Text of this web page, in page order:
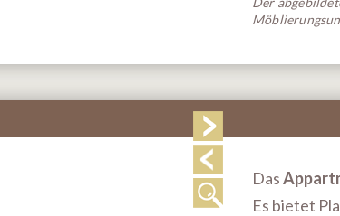
Das
Es bietet